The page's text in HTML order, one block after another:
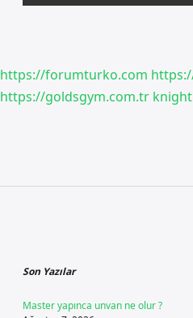
https://forumturko.com
https://goldsgym.com.tr
Son Yazılar
Master yapınca unvan ne olur ?